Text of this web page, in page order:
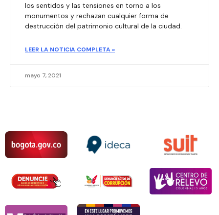
los sentidos y las tensiones en torno a los
monumentos y rechazan cualquier forma de
destrucción del patrimonio cultural de la ciudad.
LEER LA NOTICIA COMPLETA »
mayo 7, 2021